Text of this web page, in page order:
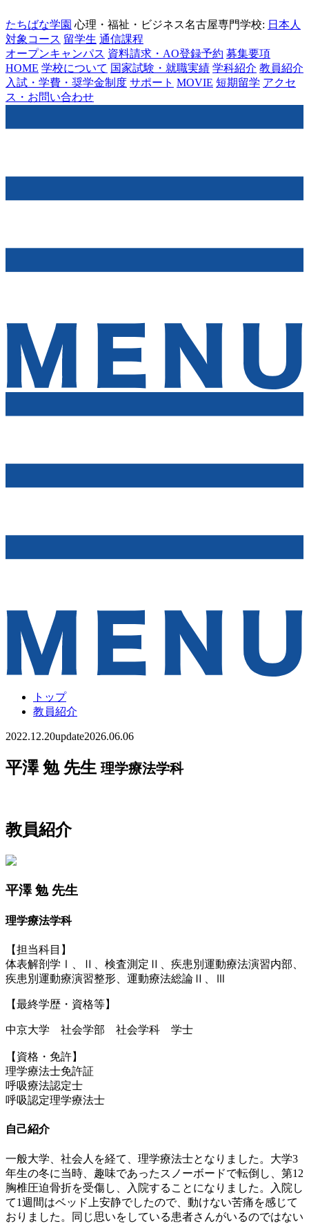
たちばな学園 心理・福祉・ビジネス名古屋専門学校: 日本人
対象コース 留学生 通信課程
オープンキャンパス 資料請求・AO登録予約 募集要項
HOME 学校について 国家試験・就職実績 学科紹介 教員紹介
入試・学費・奨学金制度 サポート MOVIE 短期留学 アクセ
ス・お問い合わせ
トップ
教員紹介
2022.12.20update2026.06.06
平澤 勉 先生 理学療法学科
教員紹介
平澤 勉 先生
理学療法学科
【担当科目】
体表解剖学Ⅰ、Ⅱ、検査測定Ⅱ、疾患別運動療法演習内部、
疾患別運動療演習整形、運動療法総論Ⅱ、Ⅲ
【最終学歴・資格等】
中京大学 社会学部 社会学科 学士
【資格・免許】
理学療法士免許証
呼吸療法認定士
呼吸認定理学療法士
自己紹介
一般大学、社会人を経て、理学療法士となりました。大学3
年生の冬に当時、趣味であったスノーボードで転倒し、第12
胸椎圧迫骨折を受傷し、入院することになりました。入院し
て1週間はベッド上安静でしたので、動けない苦痛を感じて
おりました。同じ思いをしている患者さんがいるのではない